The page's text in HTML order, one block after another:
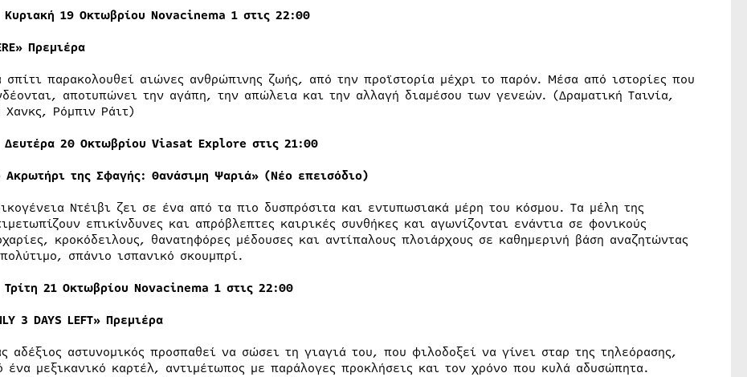
Κυριακή 19 Οκτωβρίου Νovacinema 1 στις 22:00
Πρεμιέρα
σπίτι παρακολουθεί αιώνες ανθρώπινης ζωής, από την προϊστορία μέχρι το παρόν. Μέσα από ιστορίες που
αποτυπώνει την αγάπη, την απώλεια και την αλλαγή διαμέσου των γενεών. (Δραματική Ταινία,
Χανκς, Ρόμπιν Ράιτ)
Δευτέρα 20 Οκτωβρίου Viasat Explore στις 21:00
Ακρωτήρι της Σφαγής: Θανάσιμη Ψαριά» (Νέο επεισόδιο)
Ντέιβι ζει σε ένα από τα πιο δυσπρόσιτα και εντυπωσιακά μέρη του κόσμου. Τα μέλη της
επικίνδυνες και απρόβλεπτες καιρικές συνθήκες και αγωνίζονται ενάντια σε φονικούς
κροκόδειλους, θανατηφόρες μέδουσες και αντίπαλους πλοιάρχους σε καθημερινή βάση αναζητώντας
σπάνιο ισπανικό σκουμπρί.
Τρίτη 21 Οκτωβρίου Νovacinema 1 στις 22:00
3 DAYS LEFT» Πρεμιέρα
αδέξιος αστυνομικός προσπαθεί να σώσει τη γιαγιά του, που φιλοδοξεί να γίνει σταρ της τηλεόρασης,
ένα μεξικανικό καρτέλ, αντιμέτωπος με παράλογες προκλήσεις και τον χρόνο που κυλά αδυσώπητα.